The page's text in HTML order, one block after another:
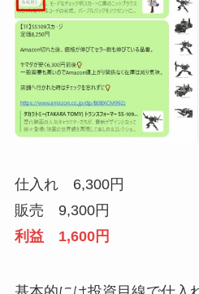
仕入れ 6,300円
販売 9,300円
利益 1,600円